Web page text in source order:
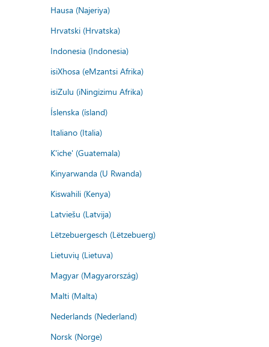
Hausa (Najeriya)
Hrvatski (Hrvatska)
Indonesia (Indonesia)
isiXhosa (eMzantsi Afrika)
isiZulu (iNingizimu Afrika)
Íslenska (ísland)
Italiano (Italia)
K'iche' (Guatemala)
Kinyarwanda (U Rwanda)
Kiswahili (Kenya)
Latviešu (Latvija)
Lëtzebuergesch (Lëtzebuerg)
Lietuvių (Lietuva)
Magyar (Magyarország)
Malti (Malta)
Nederlands (Nederland)
Norsk (Norge)